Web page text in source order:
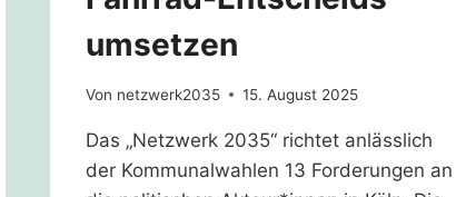
umsetzen
Von netzwerk2035 15. August 2025
Das „Netzwerk 2035“ richtet anlässlich
der Kommunalwahlen 13 Forderungen an